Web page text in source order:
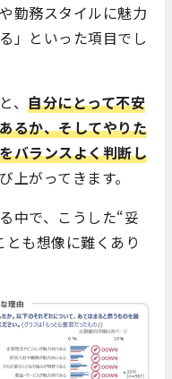
勤務スタイルに魅力
」といった項目でし
、 自分にとって不安
るか、そしてやりた
バランスよく判断し
上がってきます。
中で、こうした“妥
も想像に難くあり